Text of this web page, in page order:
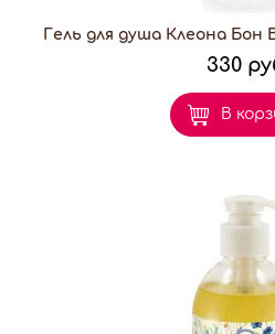
Гель для душа Клеона Бон
330
В